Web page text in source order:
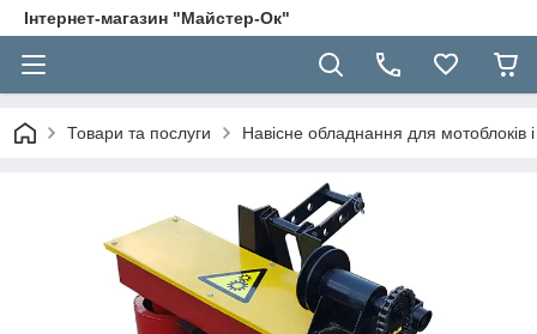
Інтернет-магазин "Майстер-Ок"
Товари та послуги Навісне обладнання для мотоблоків і